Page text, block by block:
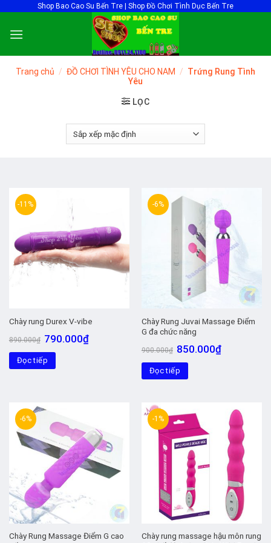
content
Shop Bao Cao Su Bến Tre | Shop Đồ Chơi Tình Dục Bến Tre
Trang chủ / ĐỒ CHƠI TÌNH YÊU CHO NAM / Trứng Rung Tình
Yêu
LỌC
-11%
Chày rung Durex V-vibe
890.000₫ Giá
gốc
là:
890.000₫.
790.000₫Giá
Đọc tiếp
-6%
Chày Rung Juvai Massage Điểm
G đa chức năng
900.000₫ Giá
gốc
là:
900.000₫.
850.000₫Giá
Đọc tiếp
-6%
Chày Rung Massage Điểm G cao
-1%
Chày rung massage hậu môn rung